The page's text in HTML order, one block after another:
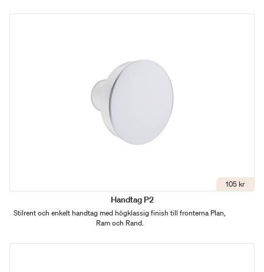
105 kr
Handtag P2
Stilrent och enkelt handtag med högklassig finish till fronterna Plan,
Ram och Rand.